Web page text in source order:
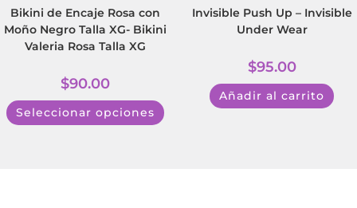
Bikini de Encaje Rosa con
Moño Negro Talla XG- Bikini
Valeria Rosa Talla XG
$90.00
Seleccionar opciones
Invisible Push Up – Invisible
Under Wear
$95.00
Añadir al carrito